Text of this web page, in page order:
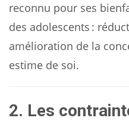
reconnu pour ses
des adolescents :
amélioration de la
estime de soi.
2. Les